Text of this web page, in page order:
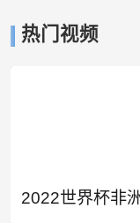
热门视频